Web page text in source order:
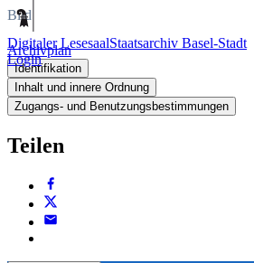
Digitaler LesesaalStaatsarchiv Basel-Stadt
Login
Bild
Archivplan
Identifikation
Inhalt und innere Ordnung
Zugangs- und Benutzungsbestimmungen
Teilen